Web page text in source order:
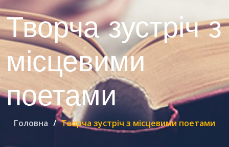
Творча зустріч з
місцевими
поетами
Головна Творча зустріч з місцевими поетами